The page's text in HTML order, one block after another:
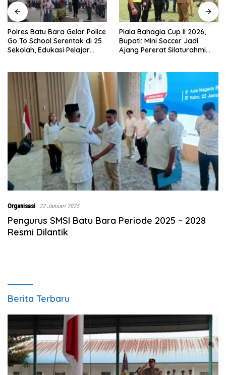
Piala Bahagia Cup II 2026,
Bupati: Mini Soccer Jadi
Ajang Pererat Silaturahmi
Prihatin Melihat Kondisi
Warga, Kapolres Batu Bara
Berikan Kursi Roda
Organisasi 22 Januari 2025
Pengurus SMSI Batu Bara Periode 2025 – 2028
Resmi Dilantik
Berita Terbaru